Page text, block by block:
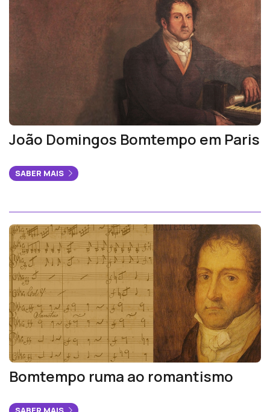
João Domingos Bomtempo em Paris
SABER MAIS
Bomtempo ruma ao romantismo